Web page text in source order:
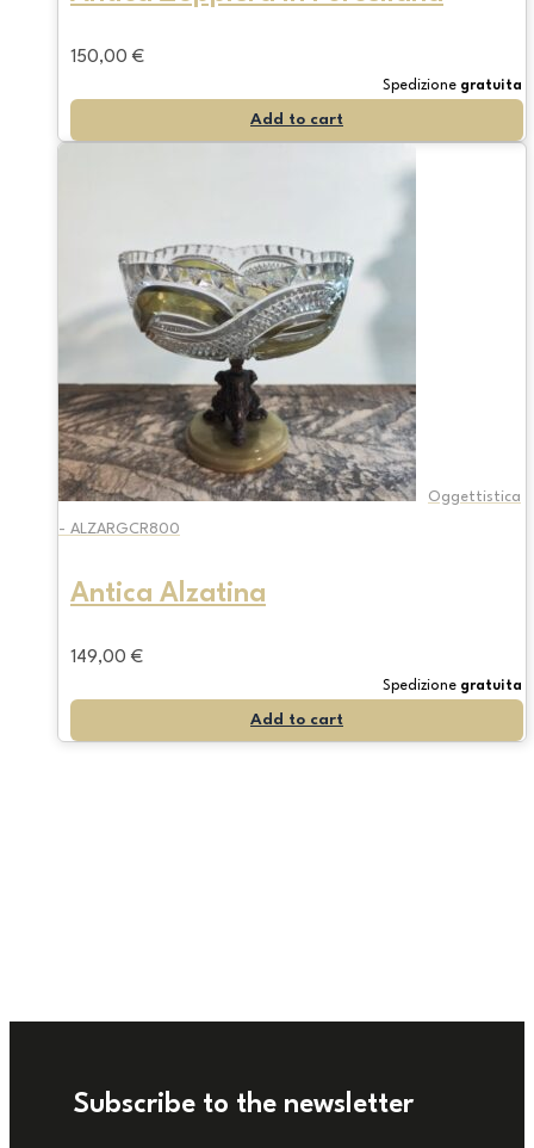
150,00 €
Spedizione gratuita
Add to cart
Oggettistica
- ALZARGCR800
Antica Alzatina
149,00 €
Spedizione gratuita
Add to cart
Subscribe to the newsletter